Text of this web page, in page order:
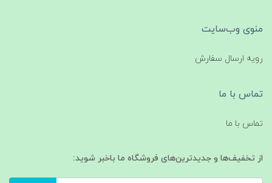
منوی وب‌سایت
رویه ارسال سفارش
تماس با ما
تماس با ما
از تخفیف‌ها و جدیدترین‌های فروشگاه ما باخبر شوید: